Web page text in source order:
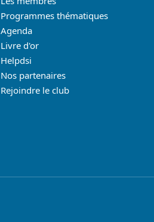
Programmes thématiques
Agenda
Livre d'or
Helpdsi
Nos partenaires
Rejoindre le club